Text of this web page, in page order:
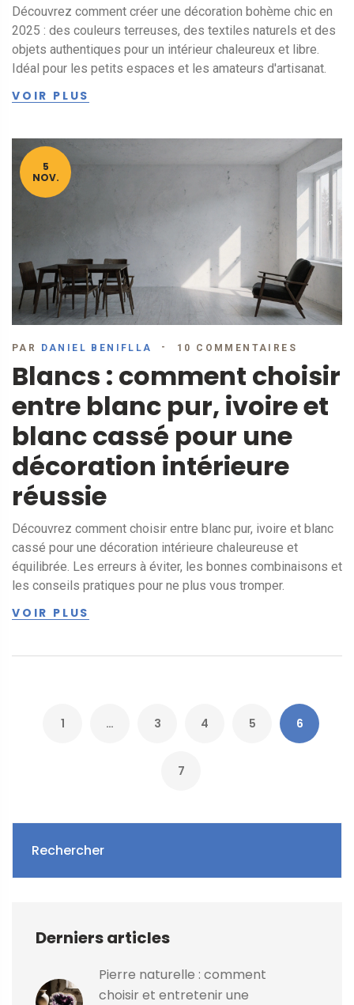
Découvrez comment créer une décoration bohème chic en
2025 : des couleurs terreuses, des textiles naturels et des
objets authentiques pour un intérieur chaleureux et libre.
Idéal pour les petits espaces et les amateurs d'artisanat.
VOIR PLUS
5
NOV.
PAR DANIEL BENIFLLA 10 COMMENTAIRES
Blancs : comment choisir
entre blanc pur, ivoire et
blanc cassé pour une
décoration intérieure
réussie
Découvrez comment choisir entre blanc pur, ivoire et blanc
cassé pour une décoration intérieure chaleureuse et
équilibrée. Les erreurs à éviter, les bonnes combinaisons et
les conseils pratiques pour ne plus vous tromper.
VOIR PLUS
1 … 3 4 5 6
7
Rechercher
Derniers articles
Pierre naturelle : comment
choisir et entretenir une